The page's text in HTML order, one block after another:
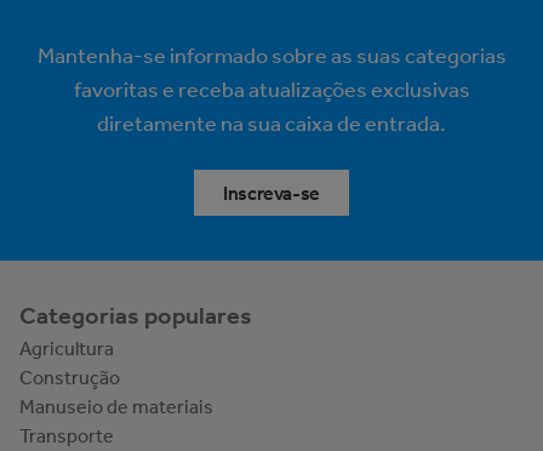
Mantenha-se informado sobre as suas categorias
favoritas e receba atualizações exclusivas
diretamente na sua caixa de entrada.
Inscreva-se
Categorias populares
Agricultura
Construção
Manuseio de materiais
Transporte